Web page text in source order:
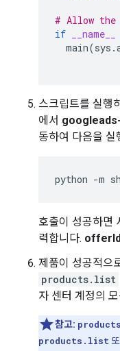
# Allow the
if
__name__
main(sys .
스크립트를 실행
에서
동하여 다음을 실
python -m
호출이 성공하면
력합니다.
제품이 성공적으
products.list
자 센터 계정의
참고:
products.list